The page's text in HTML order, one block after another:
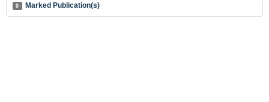
0 Marked Publication(s)